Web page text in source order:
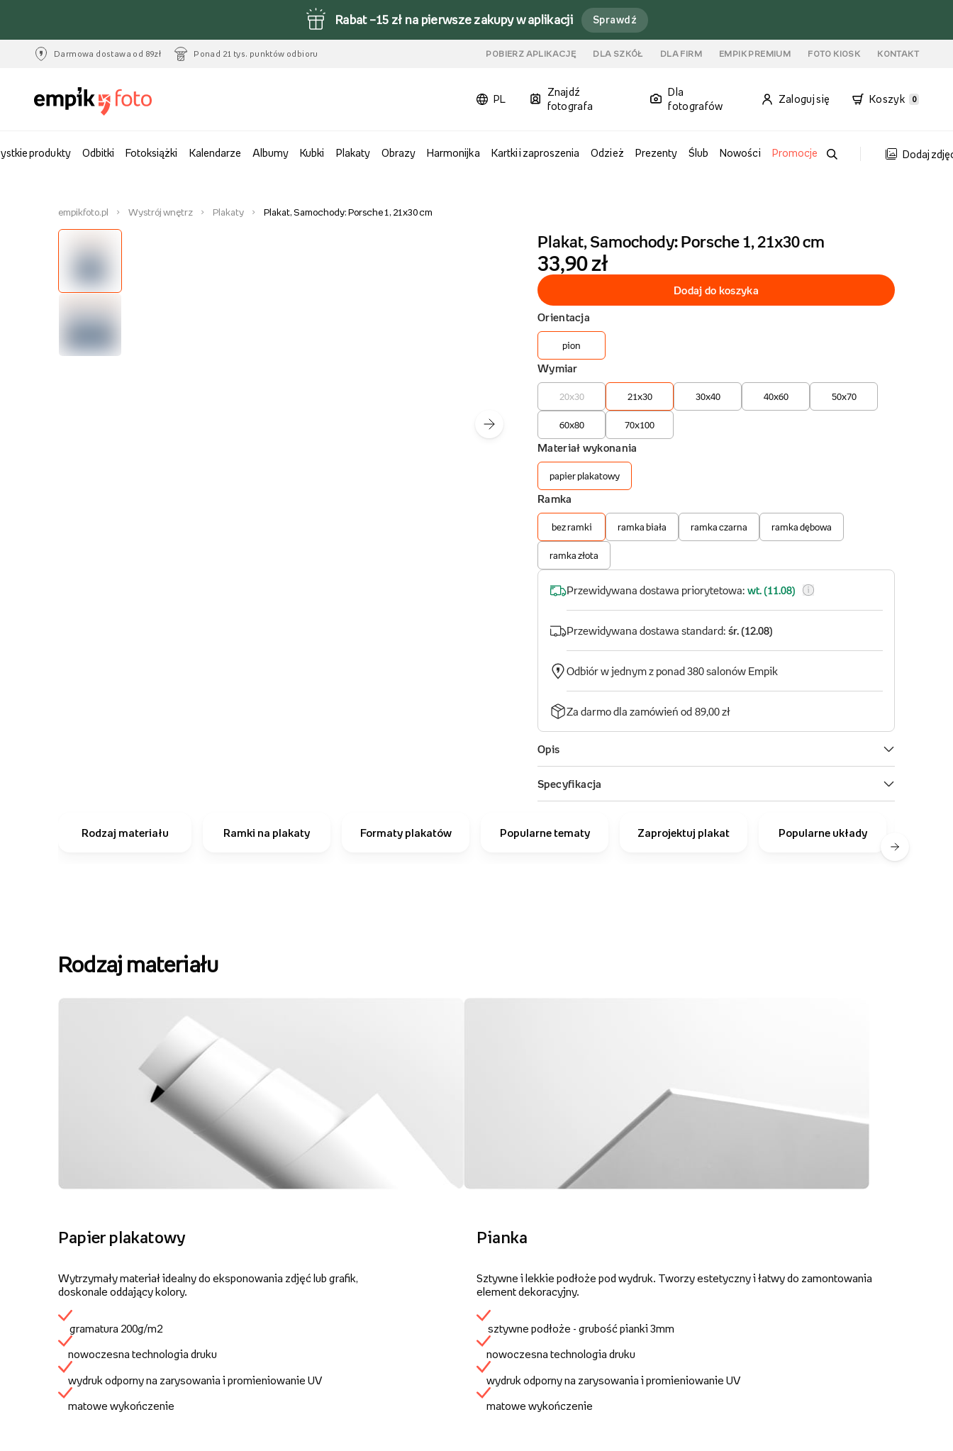
Rabat –15 zł na pierwsze zakupy w aplikacji Sprawdź
Darmowa dostawa od 89zł Ponad 21 tys. punktów odbioru POBIERZ APLIKACJĘ DLA SZKÓŁ DLA FIRM EMPIK PREMIUM FOTO KIOSK KONTAKT
PL
Znajdź
fotografa
Dla
fotografów
Zaloguj się Koszyk 0
produkty Odbitki Fotoksiążki Kalendarze Albumy Kubki Plakaty Obrazy Harmonijka Kartki i zaproszenia Odzież Prezenty Ślub Nowości Promocje Dodaj
empikfoto.pl Wystrój wnętrz Plakaty Plakat, Samochody: Porsche 1, 21x30 cm
Rodzaj materiału Ramki na plakaty Formaty plakatów Popularne tematy Zaprojektuj plakat Popularne układy
Rodzaj materiału
Papier plakatowy
Wytrzymały materiał idealny do eksponowania zdjęć lub grafik,
doskonale oddający kolory.
gramatura 200g/m2
nowoczesna technologia druku
wydruk odporny na zarysowania i promieniowanie UV
matowe wykończenie
Pianka
Sztywne i lekkie podłoże pod wydruk. Tworzy estetyczny i łatwy do zamontowania
element dekoracyjny.
sztywne podłoże - grubość pianki 3mm
nowoczesna technologia druku
wydruk odporny na zarysowania i promieniowanie UV
matowe wykończenie